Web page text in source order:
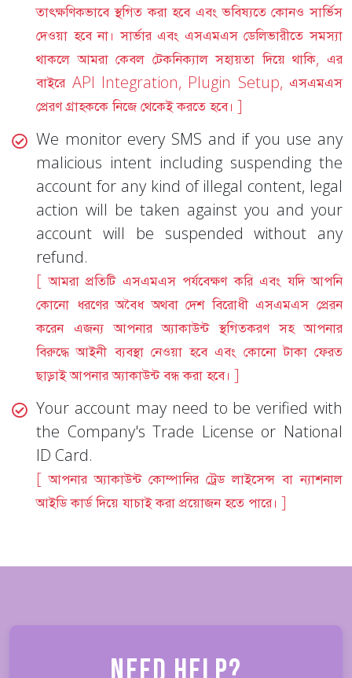
তাৎক্ষণিকভাবে স্থগিত করা হবে এবং ভবিষ্যতে কোনও সার্ভিস
দেওয়া হবে না। সার্ভার এবং এসএমএস ডেলিভারীতে সমস্যা
থাকলে আমরা কেবল টেকনিক্যাল সহায়তা দিয়ে থাকি, এর
বাইরে API Integration, Plugin Setup, এসএমএস
প্রেরণ গ্রাহককে নিজে থেকেই করতে হবে। ]
We monitor every SMS and if you use any
malicious intent including suspending the
account for any kind of illegal content, legal
action will be taken against you and your
account will be suspended without any
refund.
[ আমরা প্রতিটি এসএমএস পর্যবেক্ষণ করি এবং যদি আপনি
কোনো ধরণের অবৈধ অথবা দেশ বিরোধী এসএমএস প্রেরন
করেন এজন্য আপনার অ্যাকাউন্ট স্থগিতকরণ সহ আপনার
বিরুদ্ধে আইনী ব্যবস্থা নেওয়া হবে এবং কোনো টাকা ফেরত
ছাড়াই আপনার অ্যাকাউন্ট বন্ধ করা হবে। ]
Your account may need to be verified with
the Company's Trade License or National
ID Card.
[ আপনার অ্যাকাউন্ট কোম্পানির ট্রেড লাইসেন্স বা ন্যাশনাল
আইডি কার্ড দিয়ে যাচাই করা প্রয়োজন হতে পারে। ]